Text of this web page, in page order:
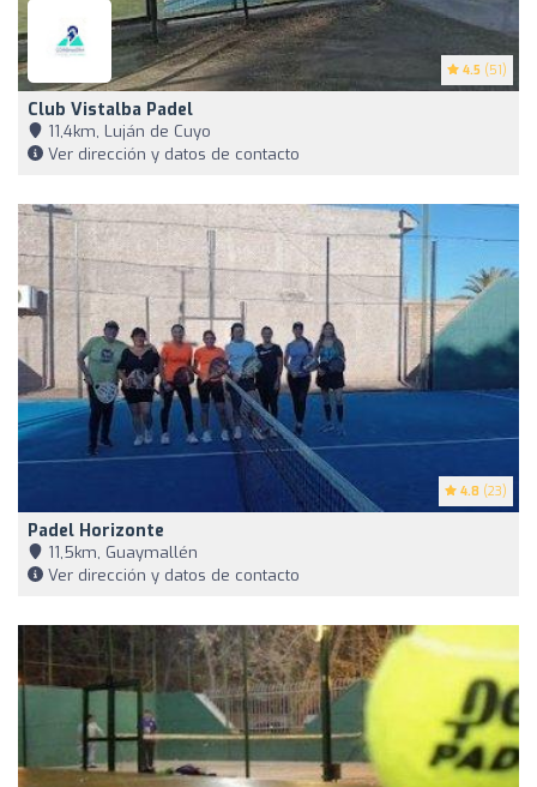
4.5 (51)
Club Vistalba Padel
11,4km, Luján de Cuyo
Ver dirección y datos de contacto
4.8 (23)
Padel Horizonte
11,5km, Guaymallén
Ver dirección y datos de contacto